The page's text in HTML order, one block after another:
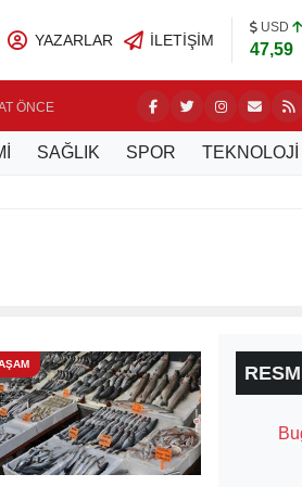
YAZARLAR İLETIŞIM
USD
47,59
ÖNCE
SAĞLIK SPOR TEKNOLOJİ